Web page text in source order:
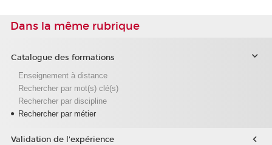
Dans la même rubrique
Catalogue des formations
Enseignement à distance
Rechercher par mot(s) clé(s)
Rechercher par discipline
Rechercher par métier
Validation de l'expérience